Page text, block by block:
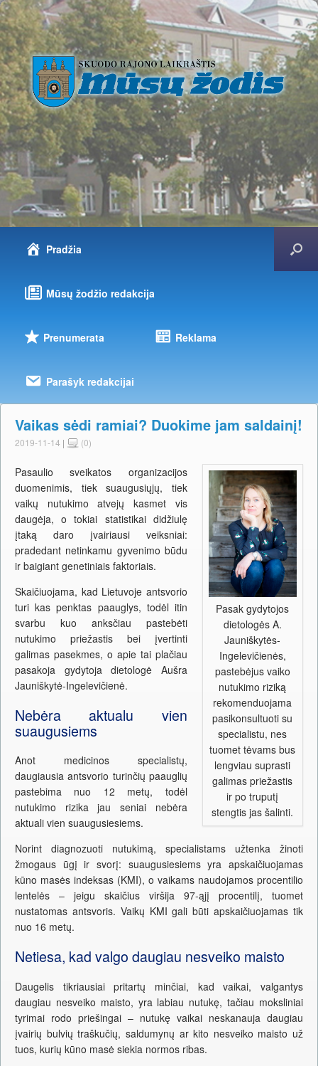
Pradžia
Mūsų žodžio redakcija
Prenumerata Reklama
Parašyk redakcijai
Vaikas sėdi ramiai? Duokime jam saldainį!
2019-11-14 | (0)
Pasak gydytojos
dietologės A.
Jauniškytės-
Ingelevičienės,
pastebėjus vaiko
nutukimo riziką
rekomenduojama
pasikonsultuoti su
specialistu, nes
tuomet tėvams bus
lengviau suprasti
galimas priežastis
ir po truputį
stengtis jas šalinti.
Pasaulio sveikatos organizacijos
duomenimis, tiek suaugusiųjų, tiek
vaikų nutukimo atvejų kasmet vis
daugėja, o tokiai statistikai didžiulę
įtaką daro įvairiausi veiksniai:
pradedant netinkamu gyvenimo būdu
ir baigiant genetiniais faktoriais.
Skaičiuojama, kad Lietuvoje antsvorio
turi kas penktas paauglys, todėl itin
svarbu kuo anksčiau pastebėti
nutukimo priežastis bei įvertinti
galimas pasekmes, o apie tai plačiau
pasakoja gydytoja dietologė Aušra
Jauniškytė-Ingelevičienė.
Nebėra aktualu vien
suaugusiems
Anot medicinos specialistų,
daugiausia antsvorio turinčių paauglių
pastebima nuo 12 metų, todėl
nutukimo rizika jau seniai nebėra
aktuali vien suaugusiesiems.
Norint diagnozuoti nutukimą, specialistams užtenka žinoti
žmogaus ūgį ir svorį: suaugusiesiems yra apskaičiuojamas
kūno masės indeksas (KMI), o vaikams naudojamos procentilio
lentelės – jeigu skaičius viršija 97-ąjį procentilį, tuomet
nustatomas antsvoris. Vaikų KMI gali būti apskaičiuojamas tik
nuo 16 metų.
Netiesa, kad valgo daugiau nesveiko maisto
Daugelis tikriausiai pritartų minčiai, kad vaikai, valgantys
daugiau nesveiko maisto, yra labiau nutukę, tačiau moksliniai
tyrimai rodo priešingai – nutukę vaikai neskanauja daugiau
įvairių bulvių traškučių, saldumynų ar kito nesveiko maisto už
tuos, kurių kūno masė siekia normos ribas.